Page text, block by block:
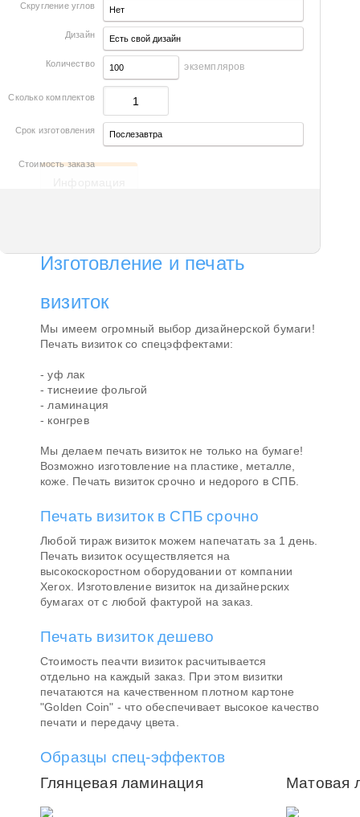
Скругление углов
Дизайн
Количество экземпляров
Сколько комплектов
Срок изготовления
Стоимость заказа
Изготовление и печать
визиток
Мы имеем огромный выбор дизайнерской бумаги!
Печать визиток со спецэффектами:
- уф лак
- тиснеиие фольгой
- ламинация
- конгрев
Мы делаем печать визиток не только на бумаге!
Возможно изготовление на пластике, металле,
коже. Печать визиток срочно и недорого в СПБ.
Печать визиток в СПБ срочно
Любой тираж визиток можем напечатать за 1 день.
Печать визиток осуществляется на
высокоскоростном оборудовании от компании
Xerox. Изготовление визиток на дизайнерских
бумагах от с любой фактурой на заказ.
Печать визиток дешево
Стоимость пеачти визиток расчитывается
отдельно на каждый заказ. При этом визитки
печатаются на качественном плотном картоне
"Golden Coin" - что обеспечивает высокое качество
печати и передачу цвета.
Образцы спец-эффектов
Глянцевая ламинация
Матовая